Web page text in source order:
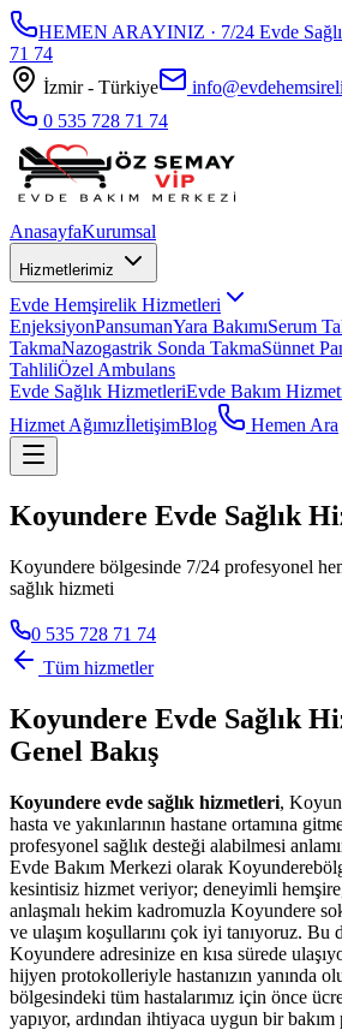
HEMEN ARAYINIZ · 7/24 Evde
71 74
İzmir - Türkiye
0 535 728 71 74
AnasayfaKurumsal
Hizmetlerimiz
Evde Hemşirelik Hizmetleri
EnjeksiyonPansumanYara BakımıSerum
TakmaNazogastrik Sonda TakmaSünnet
TahliliÖzel Ambulans
Evde Sağlık HizmetleriEvde Bakım
Hizmet AğımızİletişimBlog Hemen Ara
Koyundere Evde Sağlık
Koyundere bölgesinde 7/24 profesyonel
sağlık hizmeti
0 535 728 71 74
Tüm hizmetler
Koyundere Evde Sağlık
Genel Bakış
Koyundere evde sağlık hizmetleri,
hasta ve yakınlarının hastane ortamına
profesyonel sağlık desteği alabilmesi
Evde Bakım Merkezi olarak Koyundere
kesintisiz hizmet veriyor; deneyimli
anlaşmalı hekim kadromuzla Koyundere
ve ulaşım koşullarını çok iyi tanıyoruz. Bu
Koyundere adresinize en kısa sürede
hijyen protokolleriyle hastanızın yanında
bölgesindeki tüm hastalarımız için önce
yapıyor, ardından ihtiyaca uygun bir bakım